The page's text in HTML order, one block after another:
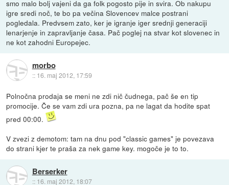
smo malo bolj vajeni da ga folk pogosto pije in svira. Ob nakupu
igre sredi noč, te bo pa večina Slovencev malce postrani
pogledala. Predvsem zato, ker je igranje iger srednji generaciji
lenarjenje in zapravljanje časa. Pač poglej na stvar kot slovenec in
ne kot zahodni Europejec.
morbo
:: 16. maj 2012, 17:59
Polnočna prodaja se meni ne zdi nič čudnega, pač še en tip
promocije. Če se vam zdi ura pozna, pa ne lagat da hodite spat
pred 00:00.
V zvezi z demotom: tam na dnu pod "classic games" je povezava
do strani kjer te praša za nek game key. mogoče je to to.
Berserker
:: 16. maj 2012, 18:07